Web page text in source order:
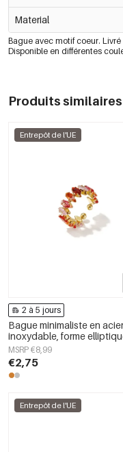
Material
Bague avec motif coeur.
Disponible en différentes
Produits similaires
Entrepôt de l'UE
2 à 5 jours
Bague minimaliste en acier
inoxydable, forme
collection simple et
décontractée pour femme.
MSRP €8,99
€2,75
Entrepôt de l'UE